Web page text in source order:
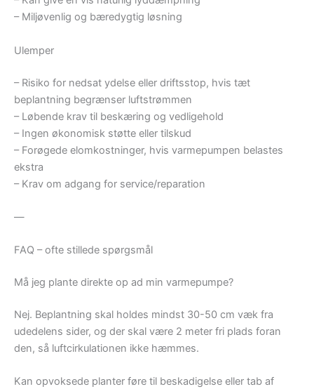
– Miljøvenlig og bæredygtig løsning
Ulemper
– Risiko for nedsat ydelse eller driftsstop, hvis tæt
beplantning begrænser luftstrømmen
– Løbende krav til beskæring og vedligehold
– Ingen økonomisk støtte eller tilskud
– Forøgede elomkostninger, hvis varmepumpen belastes
ekstra
– Krav om adgang for service/reparation
—
FAQ – ofte stillede spørgsmål
Må jeg plante direkte op ad min varmepumpe?
Nej. Beplantning skal holdes mindst 30-50 cm væk fra
udedelens sider, og der skal være 2 meter fri plads foran
den, så luftcirkulationen ikke hæmmes.
Kan opvoksede planter føre til beskadigelse eller tab af